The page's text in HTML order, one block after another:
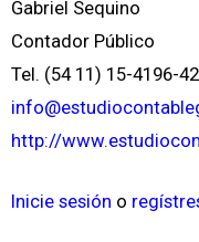
Gabriel Sequino
Contador Público
Tel. (54 11) 15-4196-
http://
Inicie sesión o